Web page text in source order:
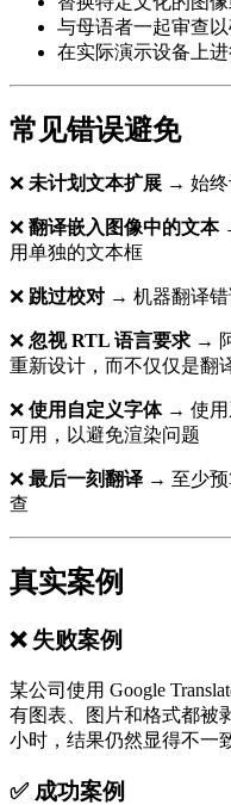
与母语者一起审查
在实际演示设备上
常见错误避免
❌ 未计划文本扩展 → 始终
❌ 翻译嵌入图像中的文本
用单独的文本框
❌ 跳过校对 → 机器翻译错
❌ 忽视 RTL 语言要求→ 阿
重新设计，而不仅仅是翻
❌ 使用自定义字体→ 使用
可用，以避免渲染问题
❌ 最后一刻翻译 → 至少预
查
真实案例
❌ 失败案例
某公司使用 Google
有图表、图片和格式都被
小时，结果仍然显得不一
✅ 成功案例